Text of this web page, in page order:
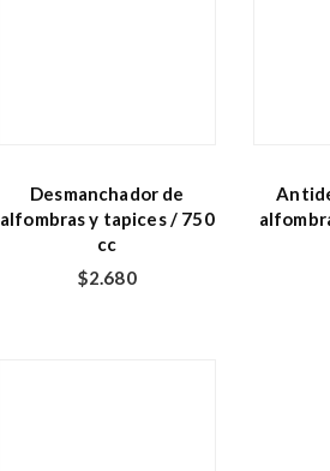
Desmanchador de
alfombras y tapices / 750
cc
$2.680